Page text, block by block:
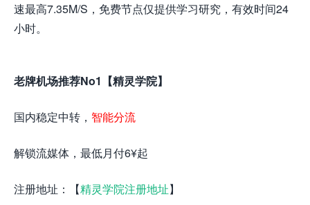
速最高7.35M/S，免费节点仅提供学习研究，有效时间24
小时。
老牌机场推荐No1【精灵学院】
国内稳定中转， 智能分流
解锁流媒体，最低月付6¥起
注册地址：【精灵学院注册地址】